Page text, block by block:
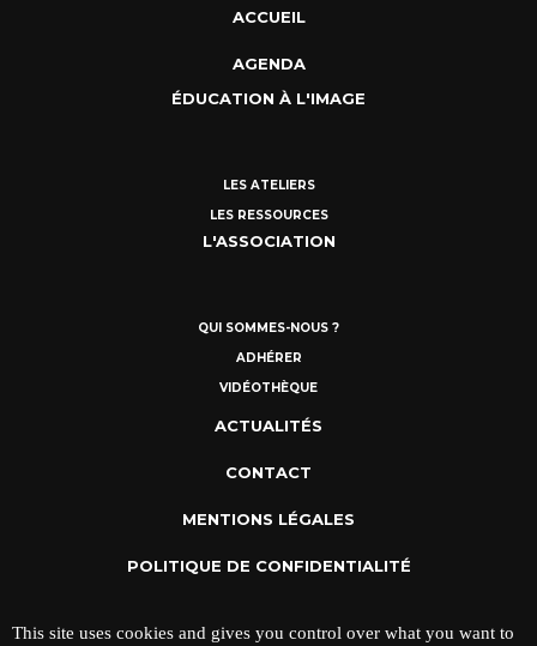
ACCUEIL
AGENDA
ÉDUCATION À L'IMAGE
LES ATELIERS
LES RESSOURCES
L'ASSOCIATION
QUI SOMMES-NOUS ?
ADHÉRER
VIDÉOTHÈQUE
ACTUALITÉS
CONTACT
MENTIONS LÉGALES
POLITIQUE DE CONFIDENTIALITÉ
This site uses cookies and gives you control over what you want to